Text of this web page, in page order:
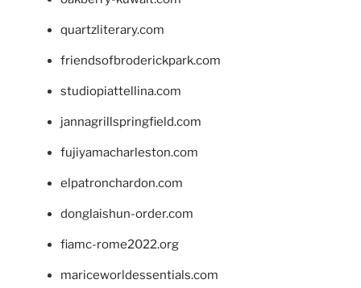
quartzliterary.com
friendsofbroderickpark.com
studiopiattellina.com
jannagrillspringfield.com
fujiyamacharleston.com
elpatronchardon.com
donglaishun-order.com
fiamc-rome2022.org
mariceworldessentials.com